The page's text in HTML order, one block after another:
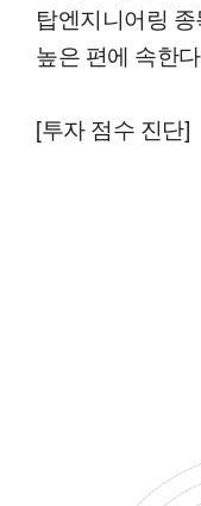
탑엔지니어링
높은 편에 속한
[투자 점수 진단]